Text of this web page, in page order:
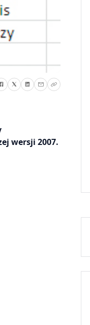
wersji 2007.